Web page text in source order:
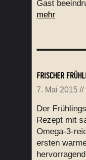
Gast
mehr
FRISCHER
7. Mai 2015 //
Der
Rezept mit
Omega-3-
ersten